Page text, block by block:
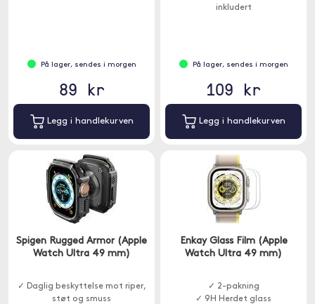
På lager, sendes i morgen
89 kr
Legg i handlekurven
inkludert
På lager, sendes i morgen
109 kr
Legg i handlekurven
Spigen Rugged Armor (Apple
Watch Ultra 49 mm)
✓ Daglig beskyttelse mot riper,
støt og smuss
Enkay Glass Film (Apple
Watch Ultra 49 mm)
✓ 2-pakning
✓ 9H Herdet glass